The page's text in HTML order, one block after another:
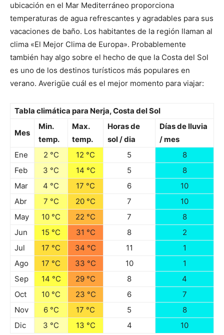
ubicación en el Mar Mediterráneo proporciona
temperaturas de agua refrescantes y agradables para sus
vacaciones de baño. Los habitantes de la región llaman al
clima «El Mejor Clima de Europa». Probablemente
también hay algo sobre el hecho de que la Costa del Sol
es uno de los destinos turísticos más populares en
verano. Averigüe cuál es el mejor momento para viajar:
Tabla climática para Nerja, Costa del Sol
Mes
Min.
temp.
Max.
temp.
Horas de
sol / dia
Días de lluvia
/ mes
Ene
2 °C 12 °C 5
8
Feb
3 °C 14 °C 5
8
Mar
4 °C 17 °C 6
10
Abr
7 °C 20 °C 7
10
May
10 °C 22 °C 7
8
Jun
15 °C 31 °C 8
2
Jul
17 °C 34 °C 11
1
Ago
17 °C 33 °C 10
1
Sep
14 °C 29 °C 8
4
Oct
10 °C 23 °C 6
7
Nov
6 °C 17 °C 5
8
Dic
3 °C 13 °C 4 10